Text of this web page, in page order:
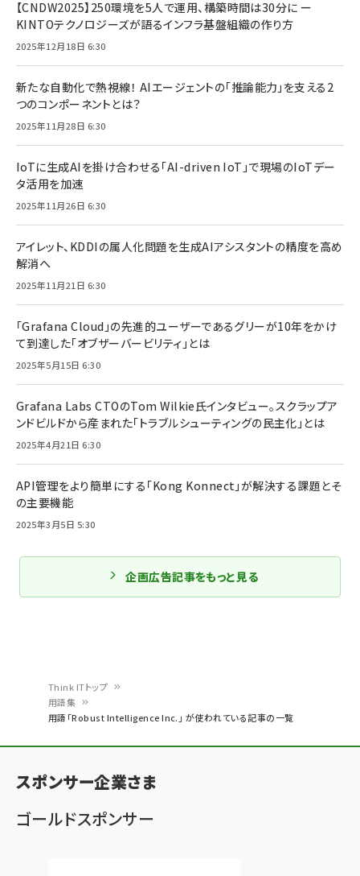
ン
く
ず
Think ITトップ
用語集
用語「Robust Intelligence Inc.」 が使われている記事の一覧
【CNDW2025】250環境を5人で運用、構築時間は30分に ー
KINTOテクノロジーズが語るインフラ基盤組織の作り方
2025年12月18日 6:30
新たな自動化で熱視線！ AIエージェントの「推論能力」を支える2
つのコンポーネントとは？
2025年11月28日 6:30
IoTに生成AIを掛け合わせる「AI-driven IoT」で現場のIoTデー
タ活用を加速
2025年11月26日 6:30
アイレット、KDDIの属人化問題を生成AIアシスタントの精度を高め
解消へ
2025年11月21日 6:30
「Grafana Cloud」の先進的ユーザーであるグリーが10年をかけ
て到達した「オブザーバービリティ」とは
2025年5月15日 6:30
Grafana Labs CTOのTom Wilkie氏インタビュー。スクラップア
ンドビルドから産まれた「トラブルシューティングの民主化」とは
2025年4月21日 6:30
API管理をより簡単にする「Kong Konnect」が解決する課題とそ
の主要機能
2025年3月5日 5:30
企画広告記事をもっと見る
スポンサー企業さま
ゴールドスポンサー